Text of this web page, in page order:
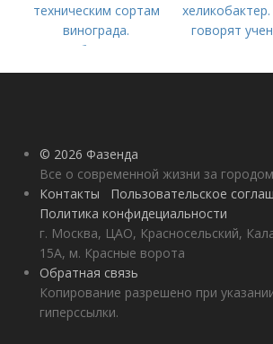
техническим сортам
винограда.
Особенности
технических сортов
говорят
© 2026 Фазенда
Все о современной жизни за городом
Контакты
Пользовательское
Политика конфидециальности
г. Москва, ЦАО, Красносельский,
15А, м. Красные ворота
Обратная связь
Копирование разрешено при
гиперссылки.